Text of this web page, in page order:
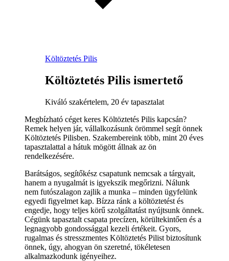
Költöztetés Pilis
Költöztetés Pilis ismertető
Kiváló szakértelem, 20 év tapasztalat
Megbízható céget keres Költöztetés Pilis kapcsán?
Remek helyen jár, vállalkozásunk örömmel segít önnek
Költöztetés Pilisben. Szakembereink több, mint 20 éves
tapasztalattal a hátuk mögött állnak az ön
rendelkezésére.
Barátságos, segítőkész csapatunk nemcsak a tárgyait,
hanem a nyugalmát is igyekszik megőrizni. Nálunk
nem futószalagon zajlik a munka – minden ügyfelünk
egyedi figyelmet kap. Bízza ránk a költöztetést és
engedje, hogy teljes körű szolgáltatást nyújtsunk önnek.
Cégünk tapasztalt csapata precízen, körültekintően és a
legnagyobb gondossággal kezeli értékeit. Gyors,
rugalmas és stresszmentes Költöztetés Pilist biztosítunk
önnek, úgy, ahogyan ön szeretné, tökéletesen
alkalmazkodunk igényeihez.